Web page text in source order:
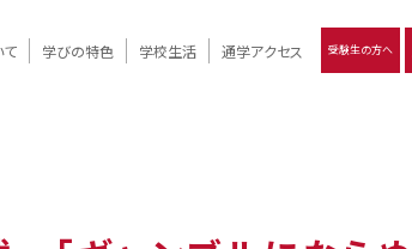
学びの特色 学校生活 通学アクセス 受験生の方へ